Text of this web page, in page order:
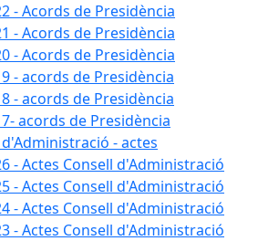
- Acords de Presidència
- Acords de Presidència
- Acords de Presidència
- acords de Presidència
- acords de Presidència
acords de Presidència
- actes
- Actes Consell d'Administració
- Actes Consell d'Administració
- Actes Consell d'Administració
- Actes Consell d'Administració